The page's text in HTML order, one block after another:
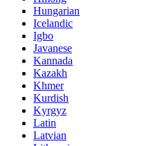
Hungarian
Icelandic
Igbo
Javanese
Kannada
Kazakh
Khmer
Kurdish
Kyrgyz
Latin
Latvian